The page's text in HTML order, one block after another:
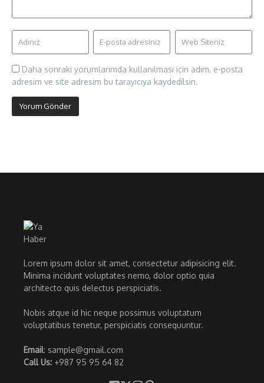
Daha sonraki yorumlarımda kullanılması için adım, e-posta
adresim ve site adresim bu tarayıcıya kaydedilsin.
Lorem ipsum dolor sit amet, consectetur adipisicing elit.
Minima incidunt voluptates nemo, dolor optio quia
architecto quis delectus perspiciatis.
Nobis atque id hic neque possimus voluptatum
voluptatibus tenetur, perspiciatis consequuntur.
Email: sample@gmail.com
Call Us: +987 95 95 64 82